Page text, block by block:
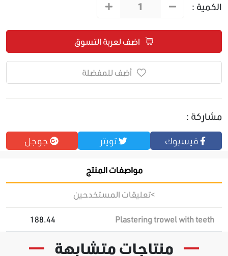
الكمية :
اضف لعربة التسوق
أضف للمفضلة
مشاركة :
فيسبوك تويتر جوجل
مواصفات المنتج
>تعليقات المستخدحين
Plastering trowel with teeth
188.44
منتاجات متشابهة